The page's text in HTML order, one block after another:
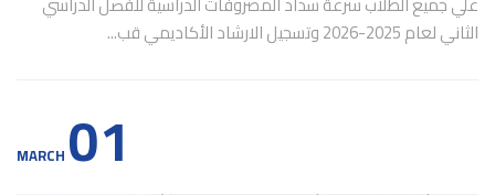
الثاني لعام 2025-2026 وتسجيل الارشاد الأكاديمي قب...
01
MARCH